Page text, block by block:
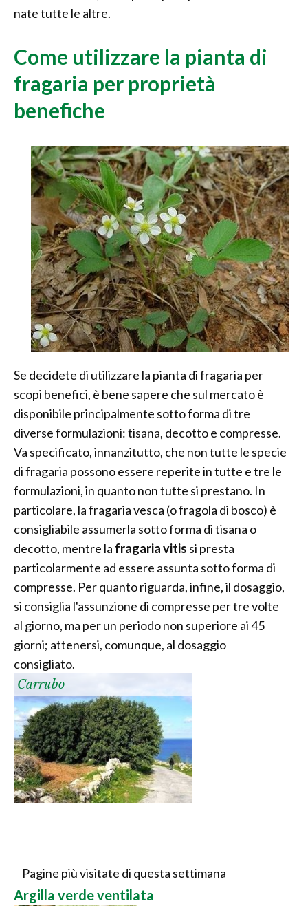
nate tutte le altre.
Come utilizzare la pianta di
fragaria per proprietà
benefiche
Se decidete di utilizzare la pianta di fragaria per
scopi benefici, è bene sapere che sul mercato è
disponibile principalmente sotto forma di tre
diverse formulazioni: tisana, decotto e compresse.
Va specificato, innanzitutto, che non tutte le specie
di fragaria possono essere reperite in tutte e tre le
formulazioni, in quanto non tutte si prestano. In
particolare, la fragaria vesca (o fragola di bosco) è
consigliabile assumerla sotto forma di tisana o
decotto, mentre la fragaria vitis si presta
particolarmente ad essere assunta sotto forma di
compresse. Per quanto riguarda, infine, il dosaggio,
si consiglia l'assunzione di compresse per tre volte
al giorno, ma per un periodo non superiore ai 45
giorni; attenersi, comunque, al dosaggio
consigliato.
Carrubo
Pagine più visitate di questa settimana
Argilla verde ventilata